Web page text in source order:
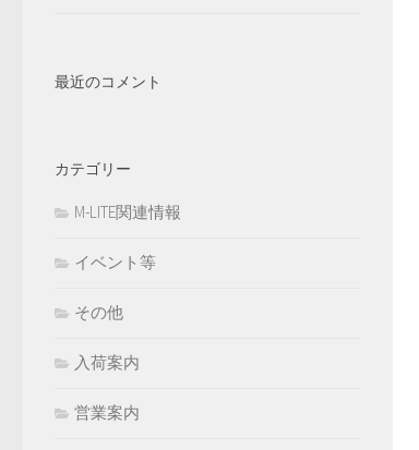
最近のコメント
カテゴリー
M-LITE関連情報
イベント等
その他
入荷案内
営業案内